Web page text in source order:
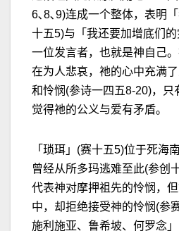
6､8､9)连成一个整体，表明
十五5)与「我还要加增底们
一位发言者，也就是神自己
在为人悲哀，祂的心中充满
和怜悯(参诗一四五8-20)，只
觉得祂的公义与爱有矛盾。
「琐珥」(赛十五5)位于死海
曾经从所多玛逃难至此(参创
代表神对摩押祖先的怜悯，
中，却拒绝接受神的怜悯(参
施利施亚、鲁希坡、何罗念